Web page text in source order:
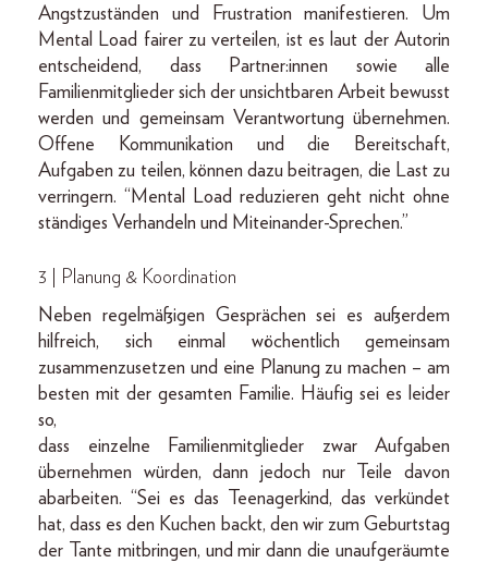
Angstzuständen und Frustration manifestieren. Um
Mental Load fairer zu verteilen, ist es laut der Autorin
entscheidend, dass Partner:innen sowie alle
Familienmitglieder sich der unsichtbaren Arbeit bewusst
werden und gemeinsam Verantwortung übernehmen.
Offene Kommunikation und die Bereitschaft,
Aufgaben zu teilen, können dazu beitragen, die Last zu
verringern. “Mental Load reduzieren geht nicht ohne
ständiges Verhandeln und Miteinander-Sprechen.”
3 | Planung & Koordination
Neben regelmäßigen Gesprächen sei es außerdem
hilfreich, sich einmal wöchentlich gemeinsam
zusammenzusetzen und eine Planung zu machen – am
besten mit der gesamten Familie. Häufig sei es leider
so,
dass einzelne Familienmitglieder zwar Aufgaben
übernehmen würden, dann jedoch nur Teile davon
abarbeiten. “Sei es das Teenagerkind, das verkündet
hat, dass es den Kuchen backt, den wir zum Geburtstag
der Tante mitbringen, und mir dann die unaufgeräumte